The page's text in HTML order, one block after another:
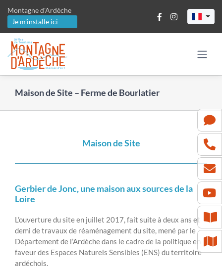
contenu
Montagne d'Ardèche
Je m'installe ici
Maison de Site – Ferme de Bourlatier
Maison de Site
Gerbier de Jonc, une maison aux sources de la
Loire
L’ouverture du site en juillet 2017, fait suite à deux ans et
demi de travaux de réaménagement du site, mené par le
Département de l’Ardèche dans le cadre de la politique en
faveur des Espaces Naturels Sensibles (ENS) du territoire
ardéchois.